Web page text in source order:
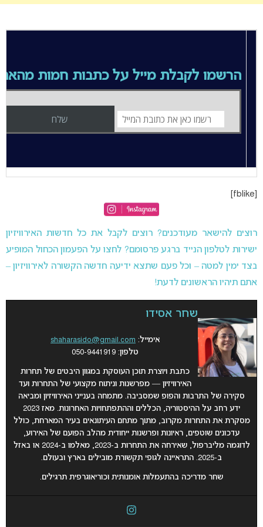
הרשמו לקבלת מייל על כתבות חמות
רוצים להישאר מעודכנים? רוצים לקבל את כל חדשות האירוויזיון
ישירות לטלפון הנייד ברגע פרסומם? לחצו על הפעמון הכחול המופיע
בצד ימין למטה – וכל פעם שתצא ידיעה חדשה הקשורה לאירוויזיון –
אתם תיהיו הראשונים לדעת!
שחר אסידו
אימייל: shaharasido@gmail.com
טלפון: 050-9441919
כתבת ויוצרת תוכן העוסקת במגוון היבטים של תחרות
האירוויזיון — מפרשנות וניתוח מקצועי של התחרות ועד
סקירה של התרבות והפופ שמסביבה. מתמחה בענייני האירוויזיון ומביאה
ידע רחב על ההיסטוריה, הכללים וההתפתחויות האחרונות. מאז 2023
מסקרת את התחרות מקרוב, מתוך מתחם העיתונאים בעיר המארחת, כולל
עדכונים שוטפים, ראיונות ופרשנות ייחודית מהלב הפועם של האירוע,
לדוגמה מליברפול, שאירחה את התחרות ב-2023, מאלמו ב-2024 או באזל
ב-2025.
התראיינה לגופי תקשורת מובילים בארץ ובעולם.
שחר מדריכה בהתעמלות אומנותית וכוריאוגרפית תרגילים.